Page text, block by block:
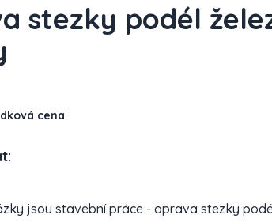
stezky podél
cena
jsou stavební práce - oprava stezky